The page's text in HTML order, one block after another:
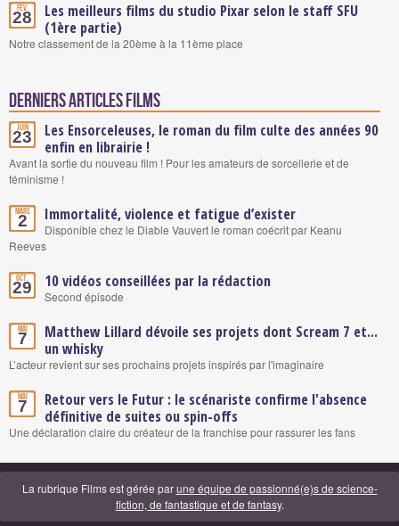
Fév.
28
Les meilleurs films du studio Pixar selon le staff SFU
(1ère partie)
Notre classement de la 20ème à la 11ème place
Derniers articles Films
Juin
23
Les Ensorceleuses, le roman du film culte des années 90
enfin en librairie !
Avant la sortie du nouveau film ! Pour les amateurs de sorcellerie et de
féminisme !
Mars
2 Immortalité, violence et fatigue d’exister
Disponible chez le Diable Vauvert le roman coécrit par Keanu
Reeves
Oct.
29 10 vidéos conseillées par la rédaction
Second épisode
Mai
7
Matthew Lillard dévoile ses projets dont Scream 7 et...
un whisky
L’acteur revient sur ses prochains projets inspirés par l'imaginaire
Mai
7
Retour vers le Futur : le scénariste confirme l'absence
définitive de suites ou spin-offs
Une déclaration claire du créateur de la franchise pour rassurer les fans
La rubrique Films est gérée parune équipe de passionné(e)s de science-
fiction, de fantastique et de fantasy.